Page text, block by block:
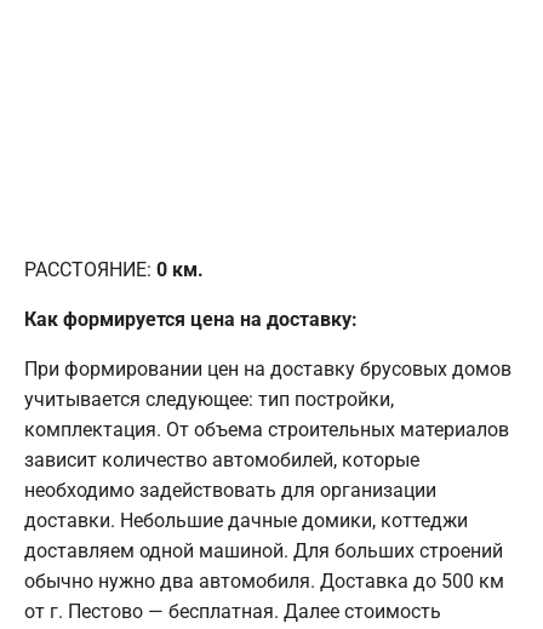
РАССТОЯНИЕ: 0 км.
Как формируется цена на доставку:
При формировании цен на доставку брусовых домов
учитывается следующее: тип постройки,
комплектация. От объема строительных материалов
зависит количество автомобилей, которые
необходимо задействовать для организации
доставки. Небольшие дачные домики, коттеджи
доставляем одной машиной. Для больших строений
обычно нужно два автомобиля. Доставка до 500 км
от г. Пестово — бесплатная. Далее стоимость